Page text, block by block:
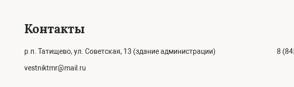
Контакты
р.п. Татищево, ул. Советская, 13 (здание администрации)
vestniktmr@mail.ru
8